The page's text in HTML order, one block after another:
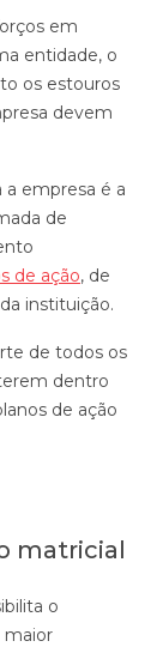
em
entidade, o
os estouros
devem
empresa é a
de
de ação, de
instituição.
de todos os
dentro
de ação
matricial
o
maior